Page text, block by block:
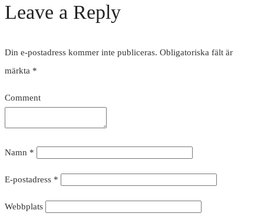
Leave a Reply
Din e-postadress kommer inte publiceras. Obligatoriska fält är
märkta *
Comment
Namn *
E-postadress *
Webbplats